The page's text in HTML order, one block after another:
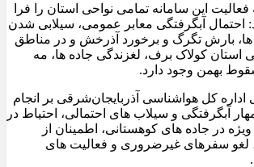
فعالیت این سامانه تمامی نواحی استان را فرا
احتمال آبگرفتگی معابر عمومی، سیلابی شدن
ها، بارش تگرگ و برخورد آذرخش و در مناطق
استان کولاک برف، لغزندگی جاده ها، مه
بهمن وجود دارد.
اداره کل هواشناسی آذربایجان‌شرقی بر انجام
آبگرفتگی و سیلاب های احتمالی، احتیاط در
در جاده های کوهستانی، اطمینان از
لغو سفرهای غیرضروری و فعالیت های